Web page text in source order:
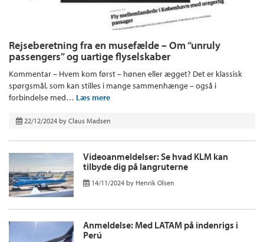
Rejseberetning fra en musefælde – Om “unruly
passengers” og uartige flyselskaber
Kommentar – Hvem kom først – hønen eller ægget? Det er klassisk
spørgsmål, som kan stilles i mange sammenhænge – også i
forbindelse med… Læs mere
22/12/2024 by Claus Madsen
Videoanmeldelser: Se hvad KLM kan
tilbyde dig på langruterne
14/11/2024 by Henrik Olsen
Anmeldelse: Med LATAM på indenrigs i
Perú